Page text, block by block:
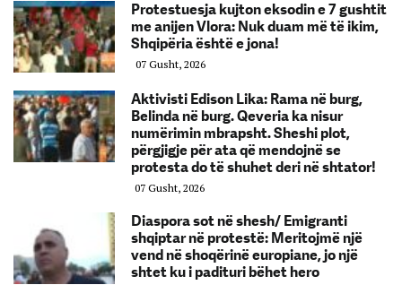
Protestuesja kujton eksodin e 7 gushtit
me anijen Vlora: Nuk duam më të ikim,
Shqipëria është e jona!
07 Gusht, 2026
Aktivisti Edison Lika: Rama në burg,
Belinda në burg. Qeveria ka nisur
numërimin mbrapsht. Sheshi plot,
përgjigje për ata që mendojnë se
protesta do të shuhet deri në shtator!
07 Gusht, 2026
Diaspora sot në shesh/ Emigranti
shqiptar në protestë: Meritojmë një
vend në shoqërinë europiane, jo një
shtet ku i padituri bëhet hero